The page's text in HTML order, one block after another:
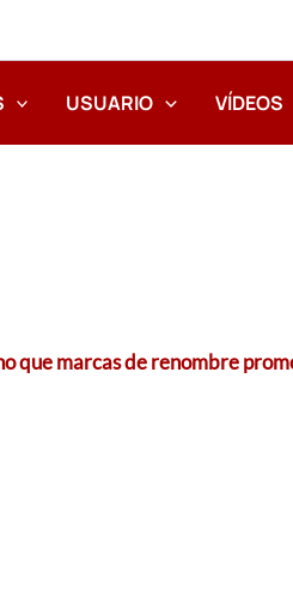
USUARIO VÍDEOS
que marcas de renombre